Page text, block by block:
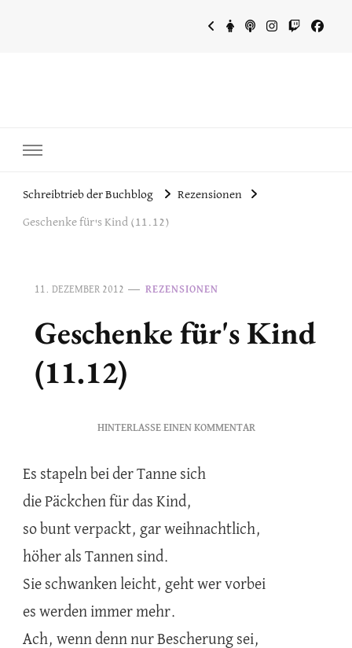
Schreibtrieb der Buchblog Rezensionen
Geschenke für's Kind (11.12)
11. DEZEMBER 2012 REZENSIONEN
Geschenke für's Kind
(11.12)
HINTERLASSE EINEN KOMMENTARZU
Es stapeln bei der Tanne sich
die Päckchen für das Kind,
so bunt verpackt, gar weihnachtlich,
höher als Tannen sind.
Sie schwanken leicht, geht wer vorbei
es werden immer mehr.
Ach, wenn denn nur Bescherung sei,